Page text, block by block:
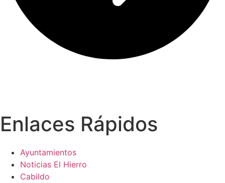
Enlaces Rápidos
Ayuntamientos
Noticias El Hierro
Cabildo